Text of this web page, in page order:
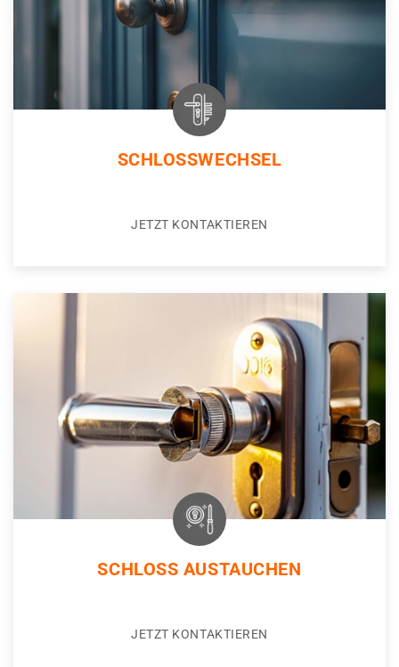
SCHLOSSWECHSEL
JETZT KONTAKTIEREN
SCHLOSS AUSTAUCHEN
JETZT KONTAKTIEREN